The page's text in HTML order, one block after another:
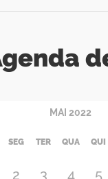
MAI 2022
SEG TER QUA QUI
2 3 4 5